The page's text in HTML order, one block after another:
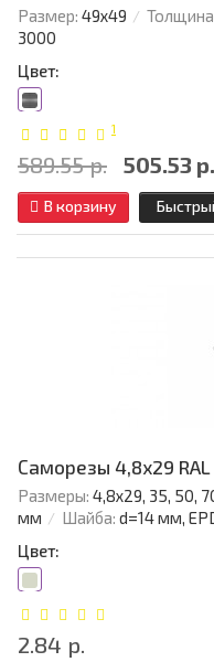
Размер: 49х49
3000
Цвет:
1
589.55 р. 505.53 р.
В корзину
Саморезы 4,8х29
Размеры: 4,8х29, 35, 50,
мм
Шайба: d=14 мм,
Цвет:
2.84 р.